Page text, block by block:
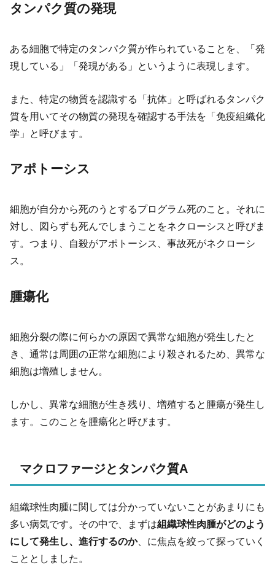
タンパク質の発現
ある細胞で特定のタンパク質が作られていることを、「発
現している」「発現がある」というように表現します。
また、特定の物質を認識する「抗体」と呼ばれるタンパク
質を用いてその物質の発現を確認する手法を「免疫組織化
学」と呼びます。
アポトーシス
細胞が自分から死のうとするプログラム死のこと。それに
対し、図らずも死んでしまうことをネクローシスと呼びま
す。つまり、自殺がアポトーシス、事故死がネクローシ
ス。
腫瘍化
細胞分裂の際に何らかの原因で異常な細胞が発生したと
き、通常は周囲の正常な細胞により殺されるため、異常な
細胞は増殖しません。
しかし、異常な細胞が生き残り、増殖すると腫瘍が発生し
ます。このことを腫瘍化と呼びます。
マクロファージとタンパク質A
組織球性肉腫に関しては分かっていないことがあまりにも
多い病気です。その中で、まずは組織球性肉腫がどのよう
にして発生し、進行するのか、に焦点を絞って探っていく
こととしました。